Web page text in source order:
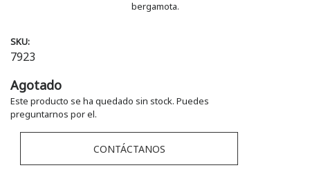
bergamota.
SKU:
7923
Agotado
Este producto se ha quedado sin stock. Puedes
preguntarnos por el.
CONTÁCTANOS